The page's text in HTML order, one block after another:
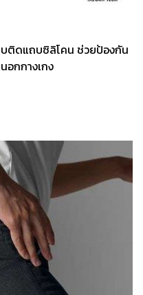
บติดแถบซิลิโคน ช่วยป้องกัน
อกกางเกง